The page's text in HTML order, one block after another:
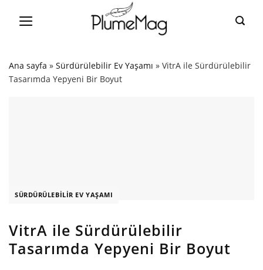
Ana sayfa » Sürdürülebilir Ev Yaşamı » VitrA ile Sürdürülebilir
Tasarımda Yepyeni Bir Boyut
SÜRDÜRÜLEBILIR EV YAŞAMI
VitrA ile Sürdürülebilir
Tasarımda Yepyeni Bir Boyut